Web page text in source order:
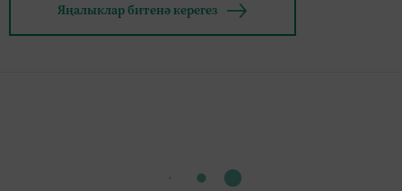
Яңалыклар битенә керегез